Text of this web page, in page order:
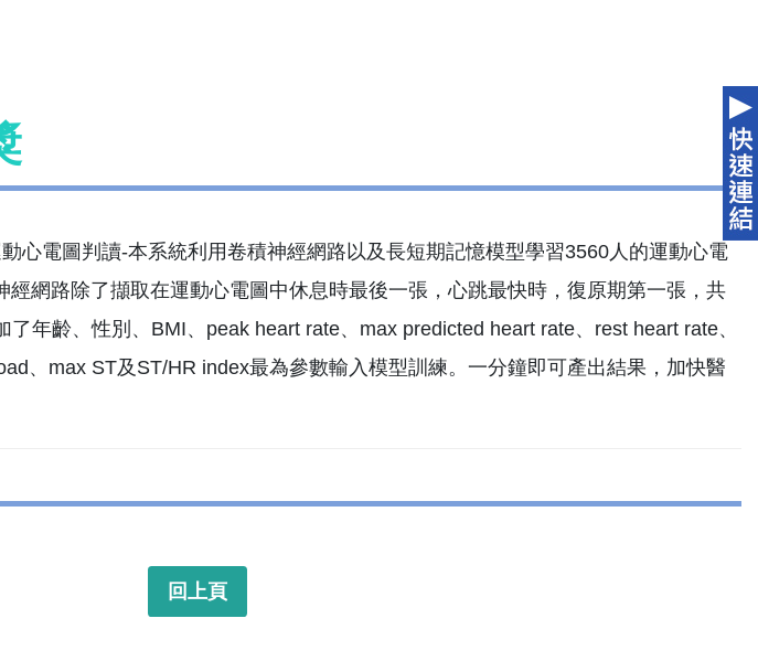
心電圖判讀-本系統利用卷積神經網路以及長短期記憶模型學習3560人的運動心電
經網路除了擷取在運動心電圖中休息時最後一張，心跳最快時，復原期第一張，共
年齡、性別、BMI、peak heart rate、max predicted heart rate、rest heart rate、
、max ST及ST/HR index最為參數輸入模型訓練。一分鐘即可產出結果，加快醫
回上頁